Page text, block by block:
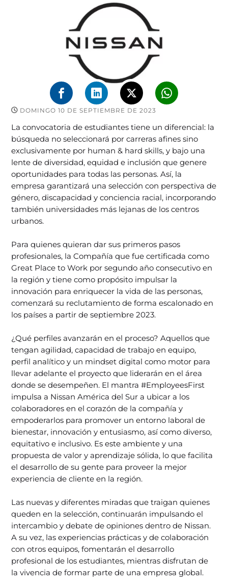
DOMINGO 10 DE SEPTIEMBRE DE 2023
La convocatoria de estudiantes tiene un diferencial: la
búsqueda no seleccionará por carreras afines sino
exclusivamente por human & hard skills, y bajo una
lente de diversidad, equidad e inclusión que genere
oportunidades para todas las personas. Así, la
empresa garantizará una selección con perspectiva de
género, discapacidad y conciencia racial, incorporando
también universidades más lejanas de los centros
urbanos.
Para quienes quieran dar sus primeros pasos
profesionales, la Compañía que fue certificada como
Great Place to Work por segundo año consecutivo en
la región y tiene como propósito impulsar la
innovación para enriquecer la vida de las personas,
comenzará su reclutamiento de forma escalonado en
los países a partir de septiembre 2023.
¿Qué perfiles avanzarán en el proceso? Aquellos que
tengan agilidad, capacidad de trabajo en equipo,
perfil analítico y un mindset digital como motor para
llevar adelante el proyecto que liderarán en el área
donde se desempeñen. El mantra #EmployeesFirst
impulsa a Nissan América del Sur a ubicar a los
colaboradores en el corazón de la compañía y
empoderarlos para promover un entorno laboral de
bienestar, innovación y entusiasmo, así como diverso,
equitativo e inclusivo. Es este ambiente y una
propuesta de valor y aprendizaje sólida, lo que facilita
el desarrollo de su gente para proveer la mejor
experiencia de cliente en la región.
Las nuevas y diferentes miradas que traigan quienes
queden en la selección, continuarán impulsando el
intercambio y debate de opiniones dentro de Nissan.
A su vez, las experiencias prácticas y de colaboración
con otros equipos, fomentarán el desarrollo
profesional de los estudiantes, mientras disfrutan de
la vivencia de formar parte de una empresa global.